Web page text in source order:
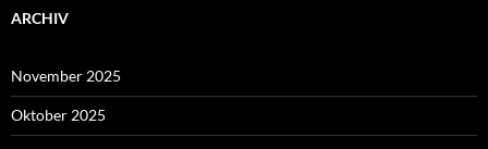
ARCHIV
November 2025
Oktober 2025